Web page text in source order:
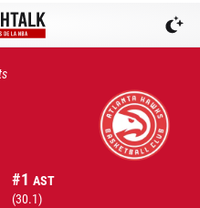
#1 AST
(30.1)